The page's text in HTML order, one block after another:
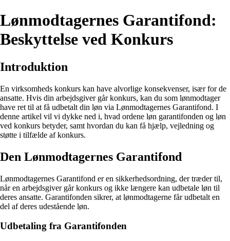
Lønmodtagernes Garantifond:
Beskyttelse ved Konkurs
Introduktion
En virksomheds konkurs kan have alvorlige konsekvenser, især for de
ansatte. Hvis din arbejdsgiver går konkurs, kan du som lønmodtager
have ret til at få udbetalt din løn via Lønmodtagernes Garantifond. I
denne artikel vil vi dykke ned i, hvad ordene løn garantifonden og løn
ved konkurs betyder, samt hvordan du kan få hjælp, vejledning og
støtte i tilfælde af konkurs.
Den Lønmodtagernes Garantifond
Lønmodtagernes Garantifond er en sikkerhedsordning, der træder til,
når en arbejdsgiver går konkurs og ikke længere kan udbetale løn til
deres ansatte. Garantifonden sikrer, at lønmodtagerne får udbetalt en
del af deres udestående løn.
Udbetaling fra Garantifonden